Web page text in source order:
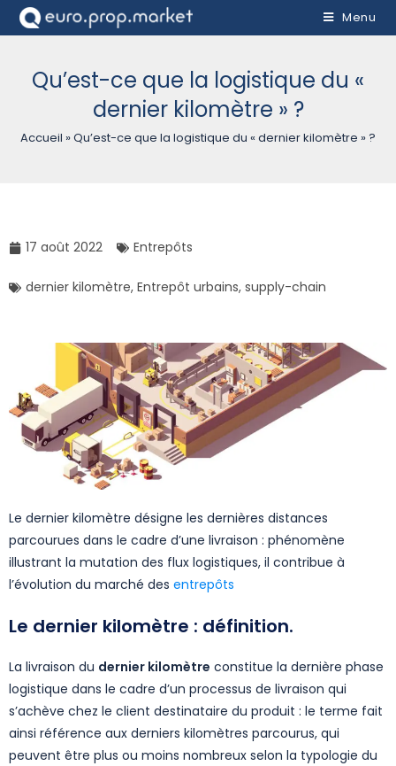
Menu
Qu’est-ce que la logistique du «
dernier kilomètre » ?
Accueil »Qu’est-ce que la logistique du « dernier kilomètre » ?
17 août 2022 Entrepôts
dernier kilomètre, Entrepôt urbains, supply-chain
Le dernier kilomètre désigne les dernières distances
parcourues dans le cadre d’une livraison : phénomène
illustrant la mutation des flux logistiques, il contribue à
l’évolution du marché des entrepôts
Le dernier kilomètre : définition.
La livraison du dernier kilomètre constitue la dernière phase
logistique dans le cadre d’un processus de livraison qui
s’achève chez le client destinataire du produit : le terme fait
ainsi référence aux derniers kilomètres parcourus, qui
peuvent être plus ou moins nombreux selon la typologie du